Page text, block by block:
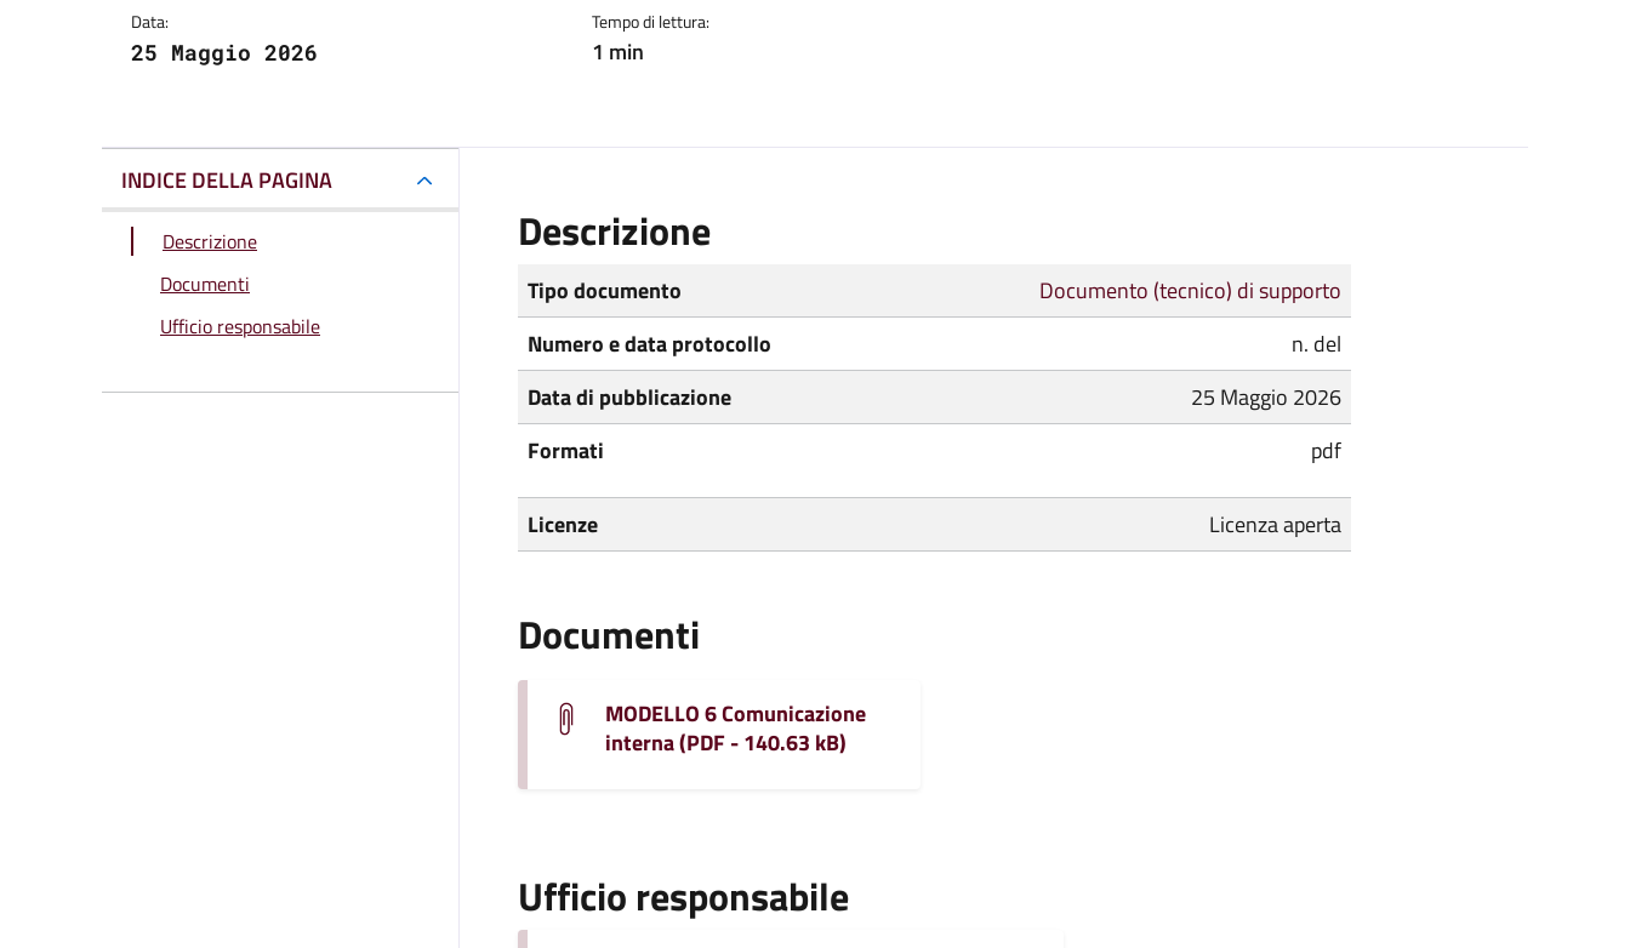
Data:
25 Maggio 2026
Tempo di lettura:
1 min
INDICE DELLA PAGINA
Descrizione
Documenti
Ufficio responsabile
Descrizione
Tipo documento
Documento (tecnico) di supporto
Numero e data protocollo
n. del
Data di pubblicazione
25 Maggio 2026
Formati
pdf
Licenze Licenza aperta
Documenti
MODELLO 6 Comunicazione
interna (PDF - 140.63 kB)
Ufficio responsabile